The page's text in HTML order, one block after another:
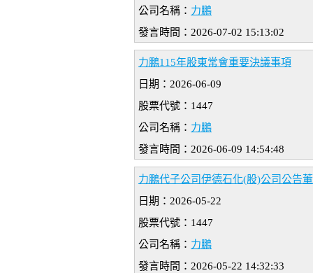
公司名稱： 力鵬
發言時間：2026-07-02 15:13:02
力鵬115年股東常會重要決議事項
日期：2026-06-09
股票代號：1447
公司名稱： 力鵬
發言時間：2026-06-09 14:54:48
力鵬代子公司伊德石化(股)公司公告
日期：2026-05-22
股票代號：1447
公司名稱： 力鵬
發言時間：2026-05-22 14:32:33